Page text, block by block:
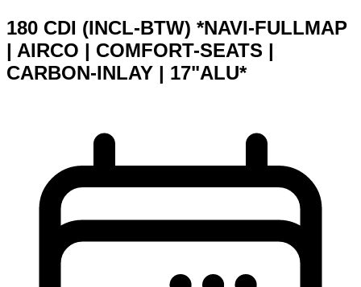
180 CDI (INCL-BTW) *NAVI-FULLMAP
| AIRCO | COMFORT-SEATS |
CARBON-INLAY | 17"ALU*